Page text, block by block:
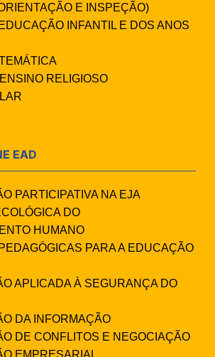
E INSPEÇÃO)
INFANTIL E DOS ANOS
RELIGIOSO
EAD
PARTICIPATIVA NA EJA
DO
HUMANO
PARA A EDUCAÇÃO
APLICADA À SEGURANÇA DO
DA INFORMAÇÃO
DE CONFLITOS E NEGOCIAÇÃO
EMPRESARIAL